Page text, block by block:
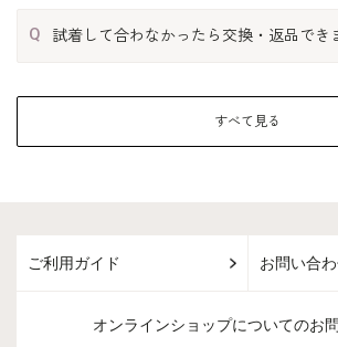
Q 試着して合わなかったら交換・返品でき
すべて見る
ご利用ガイド お問い合
オンラインショップについてのお